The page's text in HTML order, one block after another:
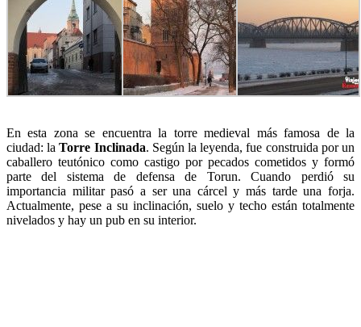
En esta zona se encuentra la torre medieval más famosa de la
ciudad: laTorre Inclinada. Según la leyenda, fue construida por un
caballero teutónico como castigo por pecados cometidos y formó
parte del sistema de defensa de Torun. Cuando perdió su
importancia militar pasó a ser una cárcel y más tarde una forja.
Actualmente, pese a su inclinación, suelo y techo están totalmente
nivelados y hay un pub en su interior.